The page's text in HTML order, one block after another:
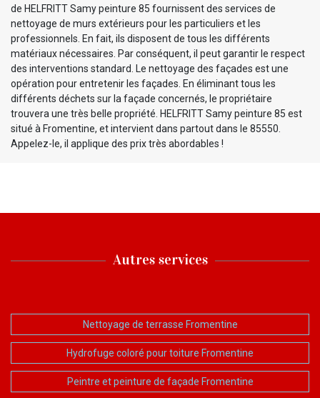
de HELFRITT Samy peinture 85 fournissent des services de
nettoyage de murs extérieurs pour les particuliers et les
professionnels. En fait, ils disposent de tous les différents
matériaux nécessaires. Par conséquent, il peut garantir le respect
des interventions standard. Le nettoyage des façades est une
opération pour entretenir les façades. En éliminant tous les
différents déchets sur la façade concernés, le propriétaire
trouvera une très belle propriété. HELFRITT Samy peinture 85 est
situé à Fromentine, et intervient dans partout dans le 85550.
Appelez-le, il applique des prix très abordables !
Autres services
Nettoyage de terrasse Fromentine
Hydrofuge coloré pour toiture Fromentine
Peintre et peinture de façade Fromentine